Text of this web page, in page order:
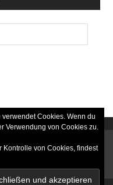
Cookies. Wenn du
Verwendung von Cookies zu.
Kontrolle von Cookies, findest